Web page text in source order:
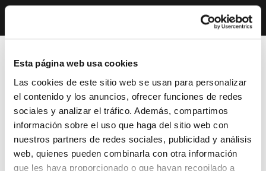
Esta página web usa cookies
Las cookies de este sitio web se usan para personalizar
el contenido y los anuncios, ofrecer funciones de redes
sociales y analizar el tráfico. Además, compartimos
información sobre el uso que haga del sitio web con
nuestros partners de redes sociales, publicidad y análisis
web, quienes pueden combinarla con otra información
que les haya proporcionado o que hayan recopilado a